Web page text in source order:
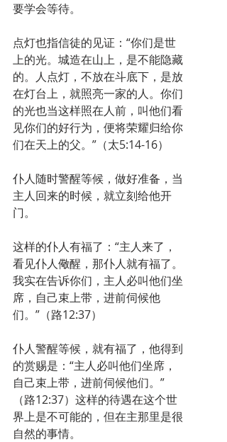
要学会等待。
点灯也指信徒的见证：“你们是世
上的光。城造在山上，是不能隐藏
的。人点灯，不放在斗底下，是放
在灯台上，就照亮一家的人。你们
的光也当这样照在人前，叫他们看
见你们的好行为，便将荣耀归给你
们在天上的父。”（太5:14-16）
仆人随时警醒等候，做好准备，当
主人回来的时候，就立刻给他开
门。
这样的仆人有福了：“主人来了，
看见仆人儆醒，那仆人就有福了。
我实在告诉你们，主人必叫他们坐
席，自己束上带，进前伺候他
们。”（路12:37）
仆人警醒等候，就有福了，他得到
的赏赐是：“主人必叫他们坐席，
自己束上带，进前伺候他们。”
（路12:37）这样的待遇在这个世
界上是不可能的，但在主那里是很
自然的事情。